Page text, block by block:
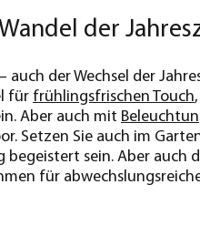
der
– auch der Wechsel der
für frühlingsfrischen Touch
Aber auch mit
Setzen Sie auch im
sein. Aber auch
für